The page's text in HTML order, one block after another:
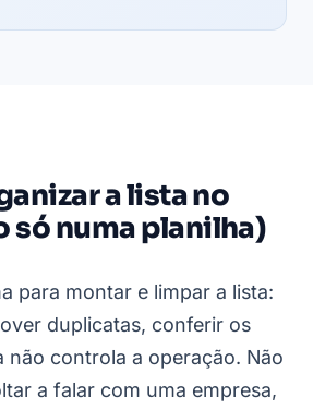
a lista no
só numa planilha)
para montar e limpar a lista:
duplicatas, conferir os
não controla a operação. Não
a falar com uma empresa,